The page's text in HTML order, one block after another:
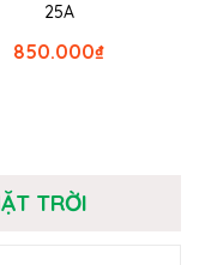
25A
₫
850.000
TRỜI